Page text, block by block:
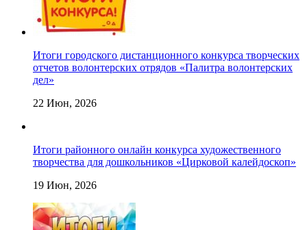
Итоги городского дистанционного конкурса творческих
отчетов волонтерских отрядов «Палитра волонтерских
дел»
22 Июн, 2026
Итоги районного онлайн конкурса художественного
творчества для дошкольников «Цирковой калейдоскоп»
19 Июн, 2026